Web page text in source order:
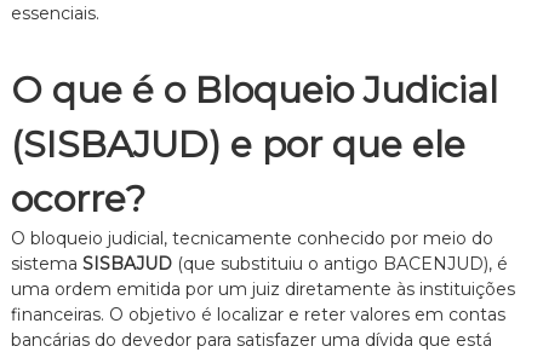
a
c
o
e
n
d
i
m
essenciais.
O que é o Bloqueio Judicial
(SISBAJUD) e por que ele
ocorre?
O bloqueio judicial,tecnicamente conhecido por meio do
sistema SISBAJUD(que substituiu o antigo BACENJUD),é
uma ordem emitida por um juiz diretamente às instituições
financeiras. O objetivo é localizar e reter valores em contas
bancárias do devedor para satisfazer uma dívida que está